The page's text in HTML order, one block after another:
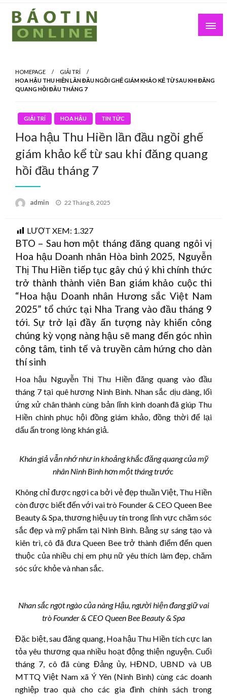
Skip
content
HOMEPAGE
GIẢI TRÍ
HOA HẬU THU HIỀN LẦN ĐẦU NGỒI GHẾ GIÁM KHẢO KỂ TỪ SAU KHI ĐĂNG
QUANG HỒI ĐẦU THÁNG 7
GIẢI TRÍ HOA HẬU TIN TỨC
Hoa hậu Thu Hiền lần đầu ngồi ghế
giám khảo kể từ sau khi đăng quang
hồi đầu tháng 7
admin
Posted
22 Tháng 8, 2025
LƯỢT XEM: 1.327
BTO – Sau hơn một tháng đăng quang ngôi vị
Hoa hậu Doanh nhân Hòa bình 2025, Nguyễn
Thị Thu Hiền tiếp tục gây chú ý khi chính thức
trở thành thành viên Ban giám khảo cuộc thi
“Hoa hậu Doanh nhân Hương sắc Việt Nam
2025” tổ chức tại Nha Trang vào đầu tháng 9
tới. Sự trở lại đầy ấn tượng này khiến công
chúng kỳ vọng nàng hậu sẽ mang đến góc nhìn
công tâm, tinh tế và truyền cảm hứng cho dàn
thí sinh
Hoa hậu Nguyễn Thị Thu Hiền đăng quang vào đầu
tháng 7 tại quê hương Ninh Bình. Nhan sắc dịu dàng, lối
ứng xử chân thành cùng bản lĩnh kinh doanh đã giúp Thu
Hiền chinh phục hội đồng giám khảo, đồng thời để lại
dấu ấn trong lòng khán giả.
Khán giả vẫn nhớ như in khoảng khắc đăng quang của mỹ
nhân Ninh Bình hơn một tháng trước
Không chỉ được ngợi ca bởi vẻ đẹp thuần Việt, Thu Hiền
còn được biết đến với vai trò Founder & CEO Queen Bee
Beauty & Spa, thương hiệu uy tín trong lĩnh vực chăm sóc
sắc đẹp và mỹ phẩm tại Ninh Bình. Bằng sự sáng tạo và
kiên trì, cô đã đưa Queen Bee trở thành điểm đến quen
thuộc của nhiều chị em phụ nữ yêu thích làm đẹp, chăm
sóc sức khỏe và nhan sắc.
Nhan sắc ngọt ngào của nàng Hậu, người hiện đang giữ vai
trò Founder & CEO Queen Bee Beauty & Spa
Đặc biệt, sau đăng quang, Hoa hậu Thu Hiền tích cực lan
tỏa yêu thương qua nhiều hoạt động thiện nguyện. Cuối
tháng 7, cô đã cùng Đảng ủy, HĐND, UBND và UB
MTTQ Việt Nam xã Ý Yên (Ninh Bình) cùng các doanh
nghiệp trao quà cho các gia đình chính sách trong